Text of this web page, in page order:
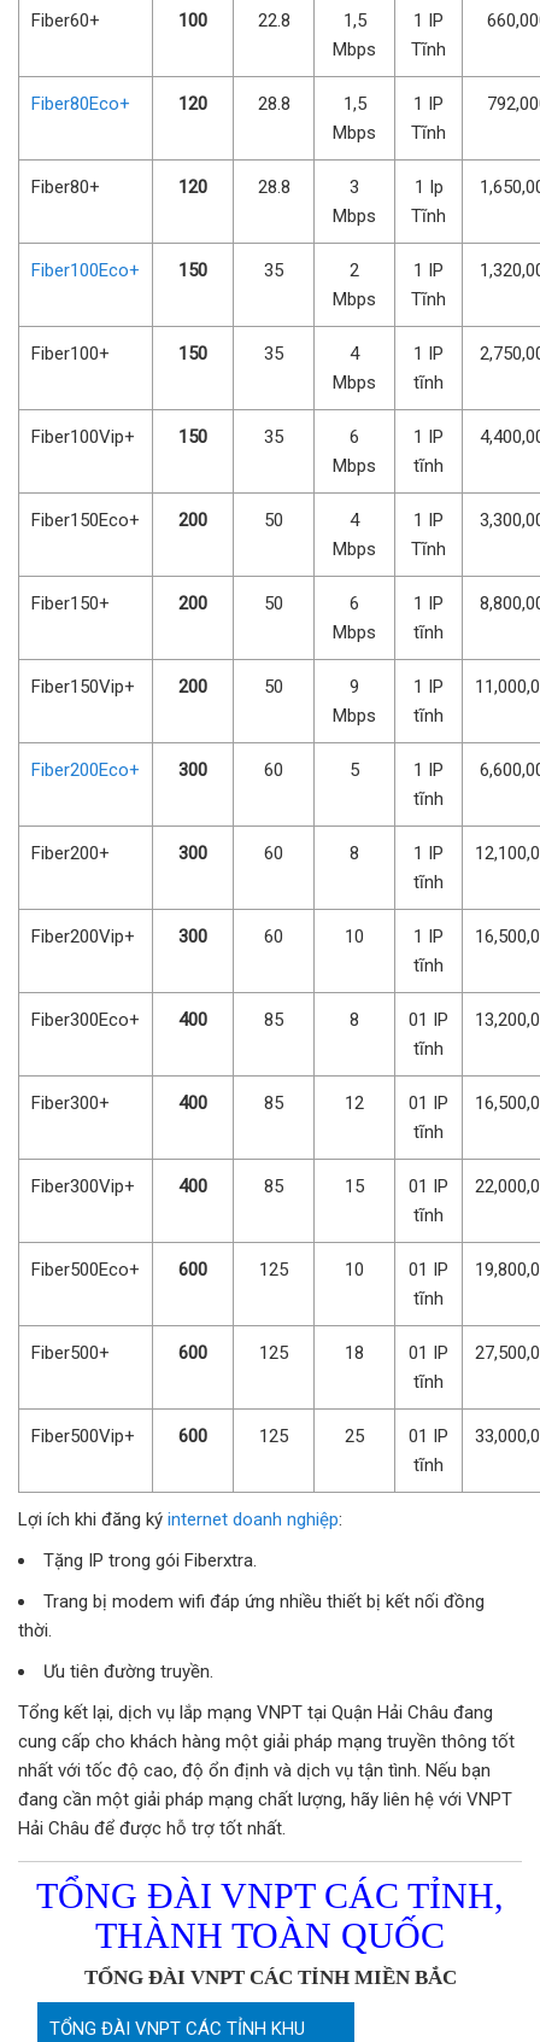
Fiber60+ 100 22.8
1,5
Mbps
1 IP
Tĩnh
Fiber80Eco+ 120 28.8
1,5
Mbps
1 IP
Tĩnh
Fiber80+ 120 28.8
3
Mbps
1 Ip
Tĩnh
Fiber100Eco+ 150 35
2
Mbps
1 IP
Tĩnh
Fiber100+ 150 35
4
Mbps
1 IP
tĩnh
Fiber100Vip+ 150 35
6
Mbps
1 IP
tĩnh
Fiber150Eco+ 200 50
4
Mbps
1 IP
Tĩnh
Fiber150+ 200 50
6
Mbps
1 IP
tĩnh
Fiber150Vip+ 200 50
9
Mbps
1 IP
tĩnh
Fiber200Eco+ 300 60 5
1 IP
tĩnh
Fiber200+ 300 60 8
1 IP
tĩnh
Fiber200Vip+ 300 60 10
1 IP
tĩnh
Fiber300Eco+ 400 85 8
01 IP
tĩnh
Fiber300+ 400 85 12
01 IP
tĩnh
Fiber300Vip+ 400 85 15
01 IP
tĩnh
Fiber500Eco+ 600 125 10
01 IP
tĩnh
Fiber500+ 600 125 18
01 IP
tĩnh
Fiber500Vip+ 600 125 25
01 IP
tĩnh
Lợi ích khi đăng ký internet doanh nghiệp:
Tặng IP trong gói Fiberxtra.
Trang bị modem wifi đáp ứng nhiều thiết bị kết nối đồng
thời.
Ưu tiên đường truyền.
Tổng kết lại, dịch vụ lắp mạng VNPT tại Quận Hải Châu đang
cung cấp cho khách hàng một giải pháp mạng truyền thông tốt
nhất với tốc độ cao, độ ổn định và dịch vụ tận tình. Nếu bạn
đang cần một giải pháp mạng chất lượng, hãy liên hệ với VNPT
Hải Châu để được hỗ trợ tốt nhất.
TỔNG ĐÀI VNPT CÁC TỈNH,
THÀNH TOÀN QUỐC
TỔNG ĐÀI VNPT CÁC TỈNH MIỀN BẮC
TỔNG ĐÀI VNPT CÁC TỈNH KHU